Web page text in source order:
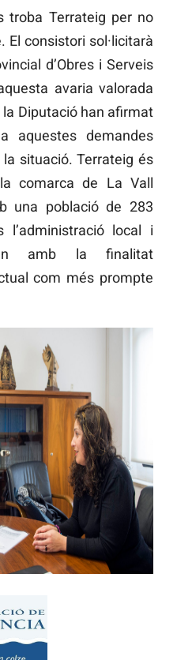
troba Terrateig per no
El consistori sol·licitarà
d’Obres i Serveis
avaria valorada
Diputació han afirmat
aquestes demandes
la situació. Terrateig és
comarca de La Vall
una població de 283
local i
amb la finalitat
com més prompte